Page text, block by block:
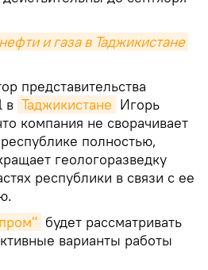
и газа в Таджикистане
представительства
в Таджикистане Игорь
компания не сворачивает
полностью,
геологоразведку
республики в связи с ее
будет рассматривать
варианты работы